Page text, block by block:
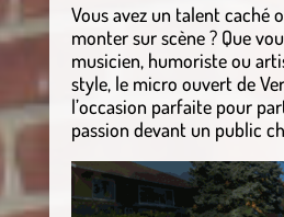
Vous avez un talent caché
monter sur scène ? Que
musicien, humoriste ou
style, le micro ouvert de
l’occasion parfaite pour
passion devant un public